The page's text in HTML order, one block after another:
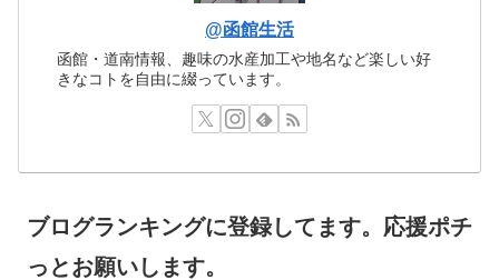
@函館生活
函館・道南情報、趣味の水産加工や地名など楽しい好
きなコトを自由に綴っています。
ブログランキングに登録してます。応援ポチ
っとお願いします。